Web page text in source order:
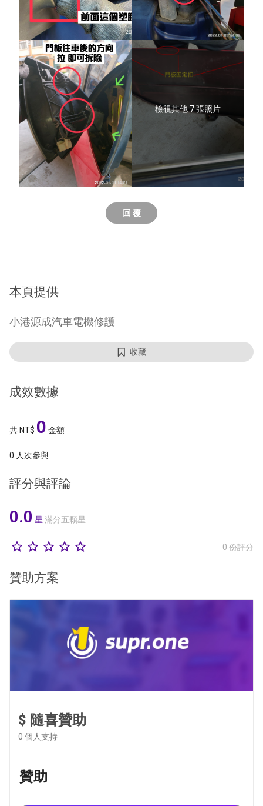
檢視其他 7 張照片
回 覆
本頁提供
小港源成汽車電機修護
收藏
成效數據
共 NT$ 0 金額
0 人次參與
評分與評論
0.0 星 滿分五顆星
star_border star_border star_border star_border star_border 0 份評分
贊助方案
$ 隨喜贊助
0 個人支持
贊助